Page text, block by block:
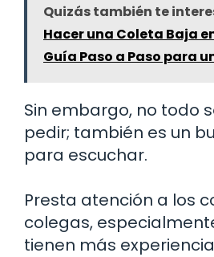
Quizás también te
Hacer una Coleta Baja
Guía Paso a Paso para
Sin embargo, no todo
pedir; también es un
para escuchar.
Presta atención a los
colegas,
tienen más